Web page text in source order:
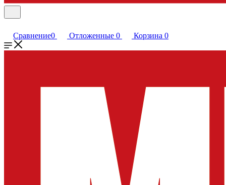
Сравнение0 Отложенные 0 Корзина 0